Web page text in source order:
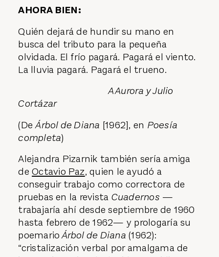
AHORA BIEN:
Quién dejará de hundir su mano en
busca del tributo para la pequeña
olvidada. El frío pagará. Pagará el viento.
La lluvia pagará. Pagará el trueno.
A Aurora y Julio
Cortázar
(DeÁrbol de Diana [1962], en Poesía
completa)
Alejandra Pizarnik también sería amiga
deOctavio Paz, quien le ayudó a
conseguir trabajo como correctora de
pruebas en la revista Cuadernos —
trabajaría ahí desde septiembre de 1960
hasta febrero de 1962— y prologaría su
poemarioÁrbol de Diana (1962):
“cristalización verbal por amalgama de